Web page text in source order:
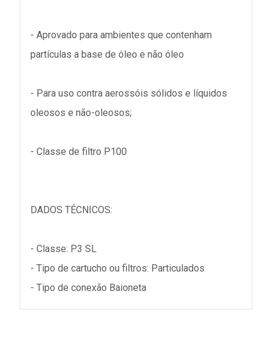
- Aprovado para ambientes que contenham
partículas a base de óleo e não óleo
- Para uso contra aerossóis sólidos e líquidos
oleosos e não-oleosos;
- Classe de filtro P100
DADOS TÉCNICOS:
- Classe: P3 SL
- Tipo de cartucho ou filtros: Particulados
- Tipo de conexão Baioneta